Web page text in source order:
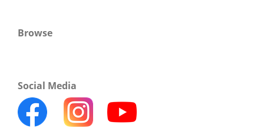
Browse
Social Media